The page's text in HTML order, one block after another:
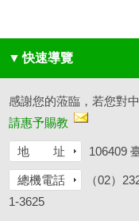
▼ 快速導覽
感謝您的蒞臨，若您對
請惠予賜教
地 址 106409
總機電話
（02）
1-3625